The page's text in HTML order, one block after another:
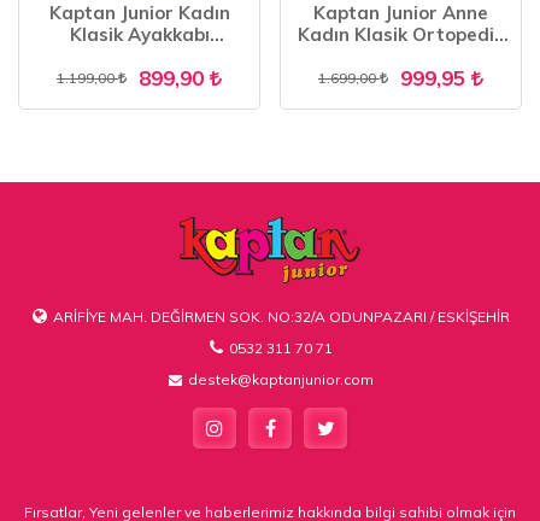
Kaptan Junior Kadın
Klasik Ayakkabı
Ayakkabısı Anne Babet
1.199,00 899,90
Kaptan Junior Anne
Kadın Klasik Ortopedik
ZSLNK 555
1.699,00 999,95
ARİFİYE MAH. DEĞİRMEN SOK. NO:32/A ODUNPAZARI / ESKİŞEHİR
0532 311 70 71
destek@kaptanjunior.com
Fırsatlar, Yeni gelenler ve haberlerimiz hakkında bilgi sahibi olmak için